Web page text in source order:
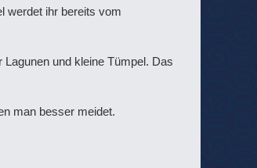
werdet ihr bereits vom
und kleine Tümpel. Das
man besser meidet.